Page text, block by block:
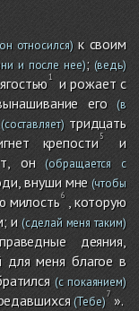
относился)к своим
и после нее);(ведь)
и рожает с
его (в
тридцать
крепости
и
он(обращается с
внуши мне (чтобы
милость , которую
и (сделай меня таким)
деяния,
для меня благое в
(с покаянием)
(Тебе) ».